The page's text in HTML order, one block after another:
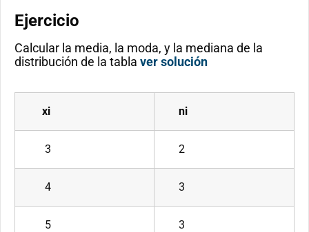
Ejercicio
Calcular la media, la moda, y la mediana de la
distribución de la tabla ver solución
xi ni
3 2
4 3
5 3